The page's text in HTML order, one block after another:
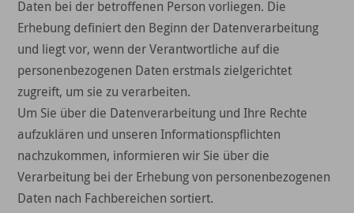
Daten bei der betroffenen Person vorliegen. Die
Erhebung definiert den Beginn der Datenverarbeitung
und liegt vor, wenn der Verantwortliche auf die
personenbezogenen Daten erstmals zielgerichtet
zugreift, um sie zu verarbeiten.
Um Sie über die Datenverarbeitung und Ihre Rechte
aufzuklären und unseren Informationspflichten
nachzukommen, informieren wir Sie über die
Verarbeitung bei der Erhebung von personenbezogenen
Daten nach Fachbereichen sortiert.